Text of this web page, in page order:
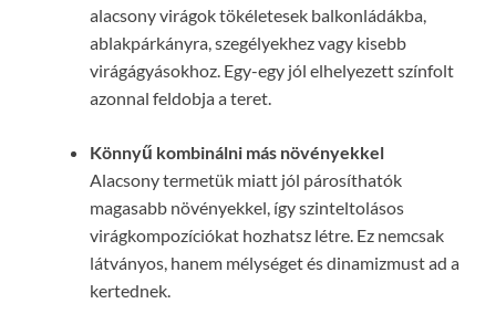
alacsony virágok tökéletesek balkonládákba,
ablakpárkányra, szegélyekhez vagy kisebb
virágágyásokhoz. Egy-egy jól elhelyezett színfolt
azonnal feldobja a teret.
Könnyű kombinálni más növényekkel
Alacsony termetük miatt jól párosíthatók
magasabb növényekkel, így szinteltolásos
virágkompozíciókat hozhatsz létre. Ez nemcsak
látványos, hanem mélységet és dinamizmust ad a
kertednek.